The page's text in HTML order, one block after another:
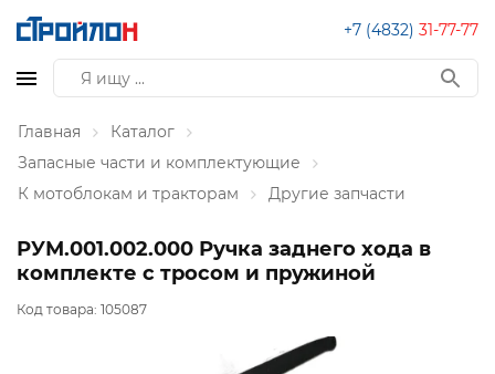
+7 (4832) 31-77-77
Главная
Каталог
Запасные части и комплектующие
К мотоблокам и тракторам
Другие запчасти
РУМ.001.002.000 Ручка заднего хода в
комплекте с тросом и пружиной
Код товара: 105087